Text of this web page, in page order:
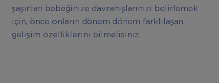
şaşırtan bebeğinize davranışlarınızı belirlemek
için, önce onların dönem dönem farklılaşan
gelişim özelliklerini bilmelisiniz.